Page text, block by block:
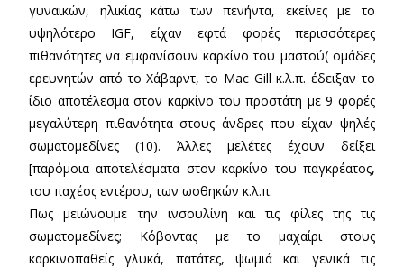
γυναικών, ηλικίας κάτω των πενήντα, εκείνες με το
υψηλότερο IGF, είχαν εφτά φορές περισσότερες
πιθανότητες να εμφανίσουν καρκίνο του μαστού( ομάδες
ερευνητών από το Xάβαρντ, το Mac Gill κ.λ.π. έδειξαν το
ίδιο αποτέλεσμα στον καρκίνο του προστάτη με 9 φορές
μεγαλύτερη πιθανότητα στους άνδρες που είχαν ψηλές
σωματομεδίνες (10). Άλλες μελέτες έχουν δείξει
[παρόμοια αποτελέσματα στον καρκίνο του παγκρέατος,
του παχέος εντέρου, των ωοθηκών κ.λ.π.
Πως μειώνουμε την ινσουλίνη και τις φίλες της τις
σωματομεδίνες; Κόβοντας με το μαχαίρι στους
καρκινοπαθείς γλυκά, πατάτες, ψωμιά και γενικά τις